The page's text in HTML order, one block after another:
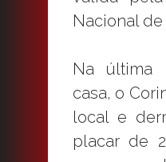
Nacional de
Na última
casa, o
local e
placar de